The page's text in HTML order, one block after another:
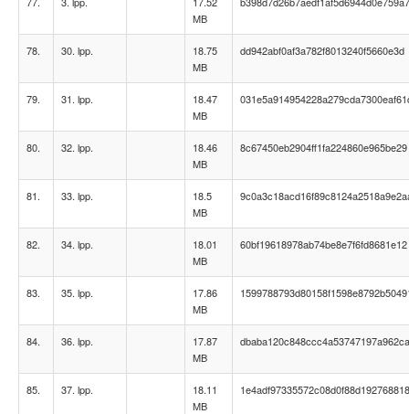
MB
78. 30. lpp.
18.75
MB
dd942abf0af3a782f8013240f5660e3d
79. 31. lpp.
18.47
MB
80. 32. lpp.
18.46
MB
8c67450eb2904ff1fa224860e965be29
81. 33. lpp.
18.5
MB
82. 34. lpp.
18.01
MB
60bf19618978ab74be8e7f6fd8681e12
83. 35. lpp.
17.86
MB
84. 36. lpp.
17.87
MB
85. 37. lpp.
18.11
MB
1e4adf97335572c08d0f88d192768818